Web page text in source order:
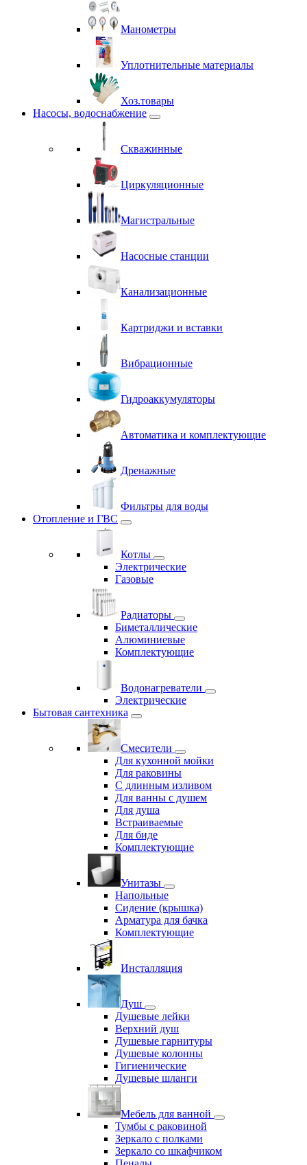
Манометры
Уплотнительные материалы
Хоз.товары
Насосы, водоснабжение
Скважинные
Циркуляционные
Магистральные
Насосные станции
Канализационные
Картриджи и вставки
Вибрационные
Гидроаккумуляторы
Автоматика и комплектующие
Дренажные
Фильтры для воды
Отопление и ГВС
Котлы
Электрические
Газовые
Радиаторы
Биметаллические
Алюминиевые
Комплектующие
Водонагреватели
Электрические
Бытовая сантехника
Смесители
Для кухонной мойки
Для раковины
С длинным изливом
Для ванны с душем
Для душа
Встраиваемые
Для биде
Комплектующие
Унитазы
Напольные
Сидение (крышка)
Арматура для бачка
Комплектующие
Инсталляция
Душ
Душевые лейки
Верхний душ
Душевые гарнитуры
Душевые колонны
Гигиенические
Душевые шланги
Мебель для ванной
Тумбы с раковиной
Зеркало с полками
Зеркало со шкафчиком